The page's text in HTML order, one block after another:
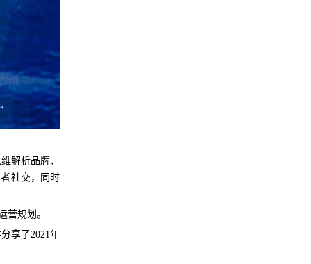
解析品牌、
社交，同时
营规划。
享了2021年